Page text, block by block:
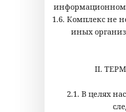
информационном
1.6. Комплекс не
иных
II.
2.1. В целях